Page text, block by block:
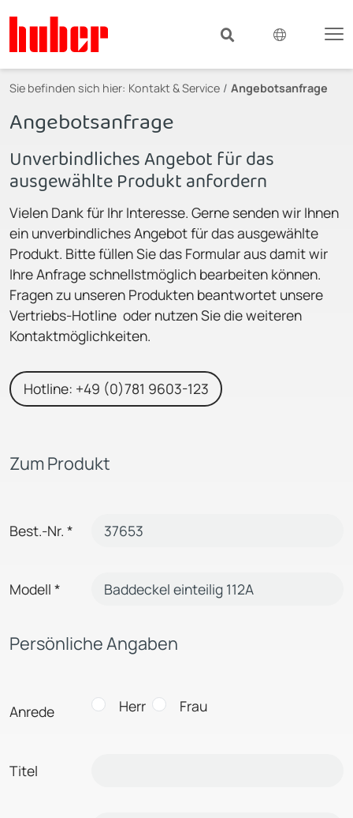
Sie befinden sich hier: Kontakt & Service Angebotsanfrage
Angebotsanfrage
Unverbindliches Angebot für das
ausgewählte Produkt anfordern
Vielen Dank für Ihr Interesse. Gerne senden wir Ihnen
ein unverbindliches Angebot für das ausgewählte
Produkt. Bitte füllen Sie das Formular aus damit wir
Ihre Anfrage schnellstmöglich bearbeiten können.
Fragen zu unseren Produkten beantwortet unsere
Vertriebs-Hotline oder nutzen Sie die weiteren
Kontaktmöglichkeiten.
Hotline: +49 (0)781 9603-123
Zum Produkt
Best.-Nr. *
Modell *
Persönliche Angaben
Anrede Herr Frau
Titel